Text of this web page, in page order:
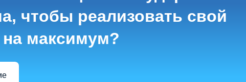
чтобы реализовать свой
на максимум?